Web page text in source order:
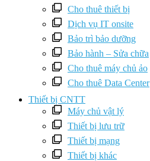
Cho thuê thiết bị
Dịch vụ IT onsite
Bảo trì bảo dưỡng
Bảo hành – Sửa chữa
Cho thuê máy chủ ảo
Cho thuê Data Center
Thiết bị CNTT
Máy chủ vật lý
Thiết bị lưu trữ
Thiết bị mạng
Thiết bị khác